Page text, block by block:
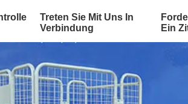
Treten Sie Mit Uns In
Verbindung
Ein